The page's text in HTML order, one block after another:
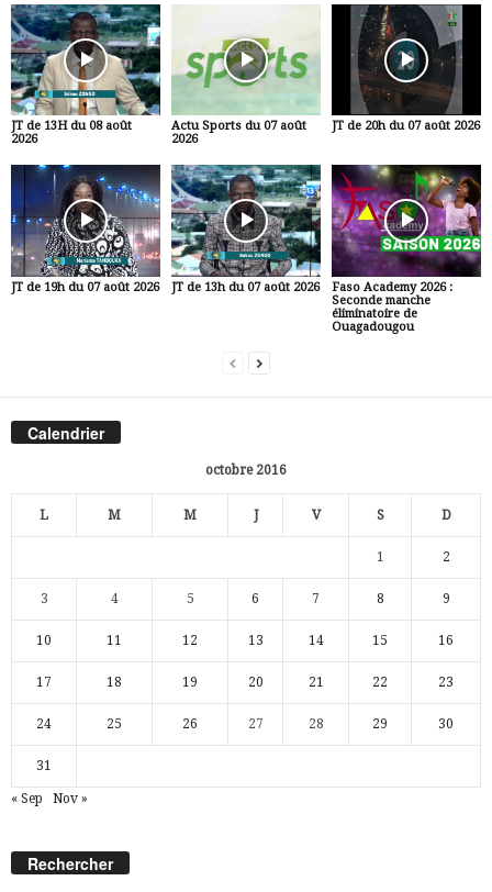
JT de 13H du 08 août
2026
Actu Sports du 07 août
2026
JT de 20h du 07 août 2026
JT de 19h du 07 août 2026 JT de 13h du 07 août 2026
Faso Academy 2026 :
Seconde manche
éliminatoire de
Ouagadougou
Calendrier
octobre 2016
L M M J V S D
1 2
3 4 5 6 7 8 9
10 11 12 13 14 15 16
17 18 19 20 21 22 23
24 25 26 27 28 29 30
31
« Sep Nov »
Rechercher